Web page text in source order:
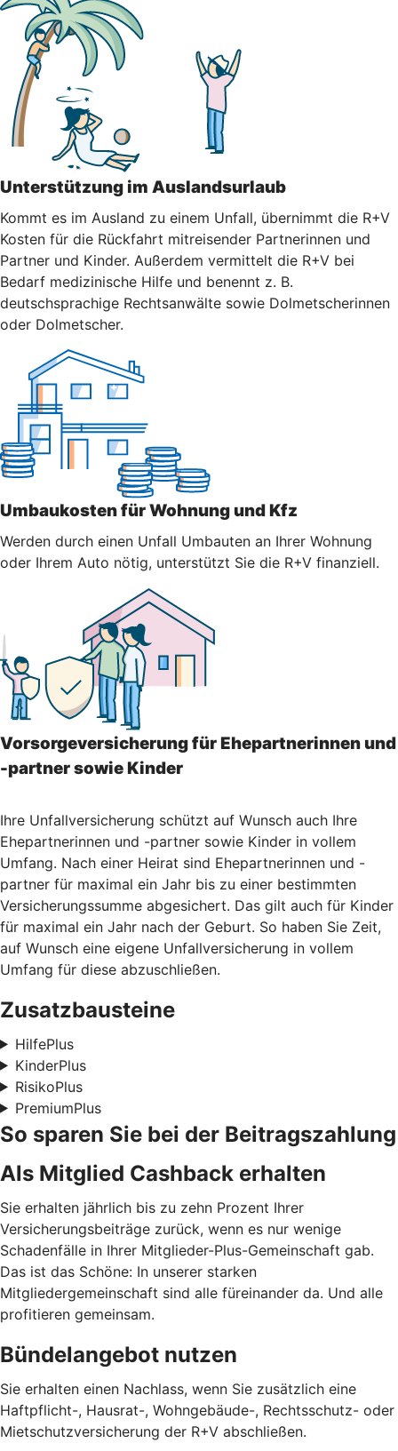
Unterstützung im Auslandsurlaub
Kommt es im Ausland zu einem Unfall, übernimmt die R+V
Kosten für die Rückfahrt mitreisender Partnerinnen und
Partner und Kinder. Außerdem vermittelt die R+V bei
Bedarf medizinische Hilfe und benennt z. B.
deutschsprachige Rechtsanwälte sowie Dolmetscherinnen
oder Dolmetscher.
Umbaukosten für Wohnung und Kfz
Werden durch einen Unfall Umbauten an Ihrer Wohnung
oder Ihrem Auto nötig, unterstützt Sie die R+V finanziell.
Vorsorgeversicherung für Ehepartnerinnen und
-partner sowie Kinder
Ihre Unfallversicherung schützt auf Wunsch auch Ihre
Ehepartnerinnen und -partner sowie Kinder in vollem
Umfang. Nach einer Heirat sind Ehepartnerinnen und -
partner für maximal ein Jahr bis zu einer bestimmten
Versicherungssumme abgesichert. Das gilt auch für Kinder
für maximal ein Jahr nach der Geburt. So haben Sie Zeit,
auf Wunsch eine eigene Unfallversicherung in vollem
Umfang für diese abzuschließen.
Zusatzbausteine
HilfePlus
KinderPlus
RisikoPlus
PremiumPlus
So sparen Sie bei der Beitragszahlung
Als Mitglied Cashback erhalten
Sie erhalten jährlich bis zu zehn Prozent Ihrer
Versicherungsbeiträge zurück, wenn es nur wenige
Schadenfälle in Ihrer Mitglieder-Plus-Gemeinschaft gab.
Das ist das Schöne: In unserer starken
Mitgliedergemeinschaft sind alle füreinander da. Und alle
profitieren gemeinsam.
Bündelangebot nutzen
Sie erhalten einen Nachlass, wenn Sie zusätzlich eine
Haftpflicht-, Hausrat-, Wohngebäude-, Rechtsschutz- oder
Mietschutzversicherung der R+V abschließen.